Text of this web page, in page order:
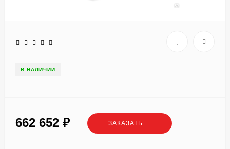
В НАЛИЧИИ
662 652 ЗАКАЗАТЬ